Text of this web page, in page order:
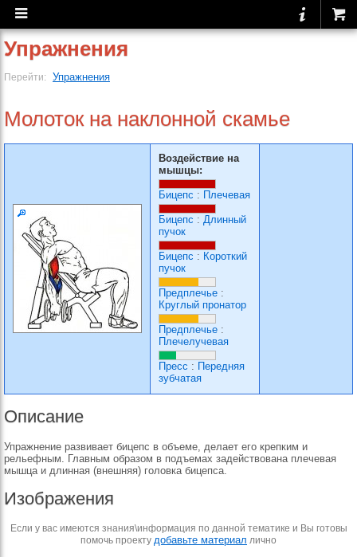
Упражнения
Перейти: Упражнения
Молоток на наклонной скамье
Воздействие на
мышцы:
Бицепс : Плечевая
Бицепс : Длинный
пучок
Бицепс : Короткий
пучок
Предплечье :
Круглый пронатор
Предплечье :
Плечелучевая
Пресс : Передняя
зубчатая
Описание
Упражнение развивает бицепс в объеме, делает его крепким и
рельефным. Главным образом в подъемах задействована плечевая
мышца и длинная (внешняя) головка бицепса.
Изображения
Если у вас имеются знания\информация по данной тематике и Вы готовы
помочь проекту добавьте материал лично